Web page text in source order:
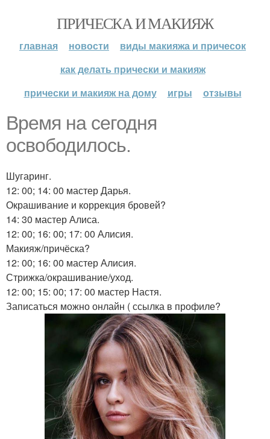
ПРИЧЕСКА И МАКИЯЖ
главная новости
виды макияжа и причесок
как делать прически и макияж
прически и макияж на дому
игры отзывы
Время на сегодня
освободилось.
Шугаринг.
12: 00; 14: 00 мастер Дарья.
Окрашивание и коррекция бровей?
14: 30 мастер Алиса.
12: 00; 16: 00; 17: 00 Алисия.
Макияж/причёска?
12: 00; 16: 00 мастер Алисия.
Стрижка/окрашивание/уход.
12: 00; 15: 00; 17: 00 мастер Настя.
Записаться можно онлайн ( ссылка в профиле?